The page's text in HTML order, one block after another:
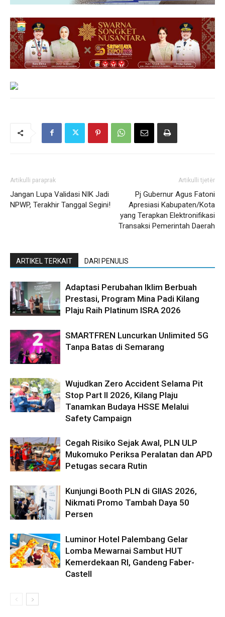
Artikulli paraprak
Jangan Lupa Validasi NIK Jadi
NPWP, Terakhir Tanggal Segini!
Artikulli tjetër
Pj Gubernur Agus Fatoni
Apresiasi Kabupaten/Kota
yang Terapkan Elektronifikasi
Transaksi Pemerintah Daerah
ARTIKEL TERKAIT DARI PENULIS
Adaptasi Perubahan Iklim Berbuah
Prestasi, Program Mina Padi Kilang
Plaju Raih Platinum ISRA 2026
SMARTFREN Luncurkan Unlimited 5G
Tanpa Batas di Semarang
Wujudkan Zero Accident Selama Pit
Stop Part II 2026, Kilang Plaju
Tanamkan Budaya HSSE Melalui
Safety Campaign
Cegah Risiko Sejak Awal, PLN ULP
Mukomuko Periksa Peralatan dan APD
Petugas secara Rutin
Kunjungi Booth PLN di GIIAS 2026,
Nikmati Promo Tambah Daya 50
Persen
Luminor Hotel Palembang Gelar
Lomba Mewarnai Sambut HUT
Kemerdekaan RI, Gandeng Faber-
Castell